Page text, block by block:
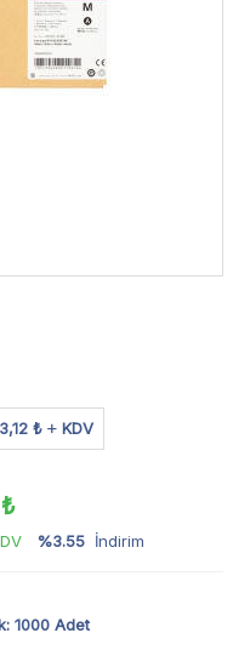
₺ KDV
%3.55 İndirim
1000 Adet